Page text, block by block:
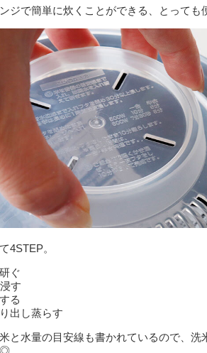
ジで簡単に炊くことができる、とっても
4STEP。
ぐ
す
る
出し蒸らす
と水量の目安線も書かれているので、
◎